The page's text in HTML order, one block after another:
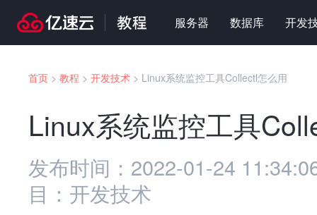
服务器 数据库 开发
首页 > 教程 > 开发技术 > Linux系统监控工具Collectl怎么用
Linux系统监控工具
发布时间： 2022-01-24
目： 开发技术